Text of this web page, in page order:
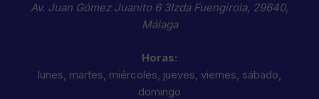
Av. Juan Gómez Juanito 6 3Izda Fuengirola, 29640,
Málaga
Horas:
lunes, martes, miércoles, jueves, viernes, sábado,
domingo